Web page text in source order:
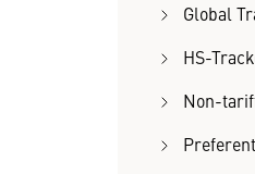
Global
HS-
Non-